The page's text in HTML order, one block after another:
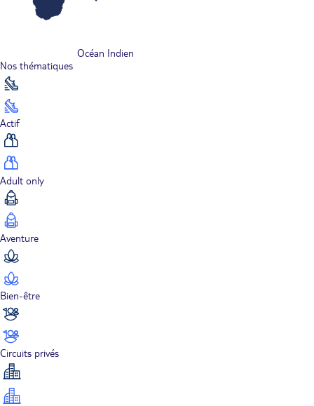
Océan Indien
Nos thématiques
Actif
Adult only
Aventure
Bien-être
Circuits privés